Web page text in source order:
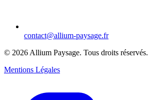
contact@allium-paysage.fr
© 2026 Allium Paysage. Tous droits réservés.
Mentions Légales